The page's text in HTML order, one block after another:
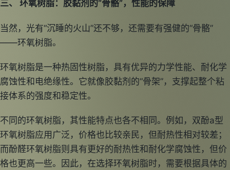
三、 环氧树脂：胶黏剂的“骨骼”，性能的保障
当然，光有“沉睡的火山”还不够，还需要有强健的“骨骼”
——环氧树脂。
环氧树脂是一种热固性树脂，具有优异的力学性能、耐化学
腐蚀性和电绝缘性。它就像胶黏剂的“骨架”，支撑起整个粘
接体系的强度和稳定性。
不同的环氧树脂，其性能特点也各不相同。例如，双酚a型
环氧树脂应用广泛，价格也比较亲民，但耐热性相对较差；
而酚醛环氧树脂则具有更好的耐热性和耐化学腐蚀性，但价
格也更高一些。因此，在选择环氧树脂时，需要根据具体的